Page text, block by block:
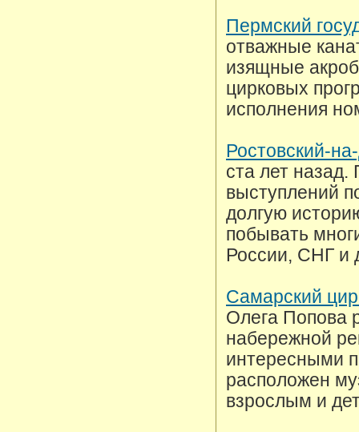
Пермский
отважные
изящные
цирковых
исполнения
Ростовский-
ста лет
выступлений
долгую
побывать
России, СНГ и
Самарский
Олега Попова
набережной
интересными
расположен
взрослым и